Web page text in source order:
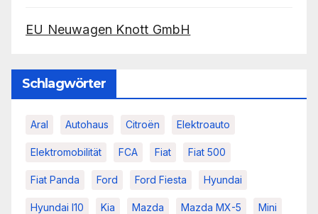
EU Neuwagen Knott GmbH
Schlagwörter
Aral Autohaus Citroën Elektroauto
Elektromobilität FCA Fiat Fiat 500
Fiat Panda Ford Ford Fiesta Hyundai
Hyundai I10 Kia Mazda Mazda MX-5 Mini